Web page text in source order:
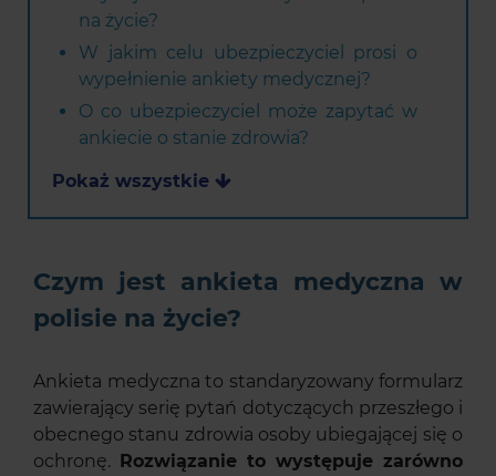
na życie?
W jakim celu ubezpieczyciel prosi o
wypełnienie ankiety medycznej?
O co ubezpieczyciel może zapytać w
ankiecie o stanie zdrowia?
Pokaż wszystkie
Czym jest ankieta medyczna w
polisie na życie?
Ankieta medyczna to standaryzowany formularz
zawierający serię pytań dotyczących przeszłego i
obecnego stanu zdrowia osoby ubiegającej się o
ochronę. Rozwiązanie to występuje zarówno